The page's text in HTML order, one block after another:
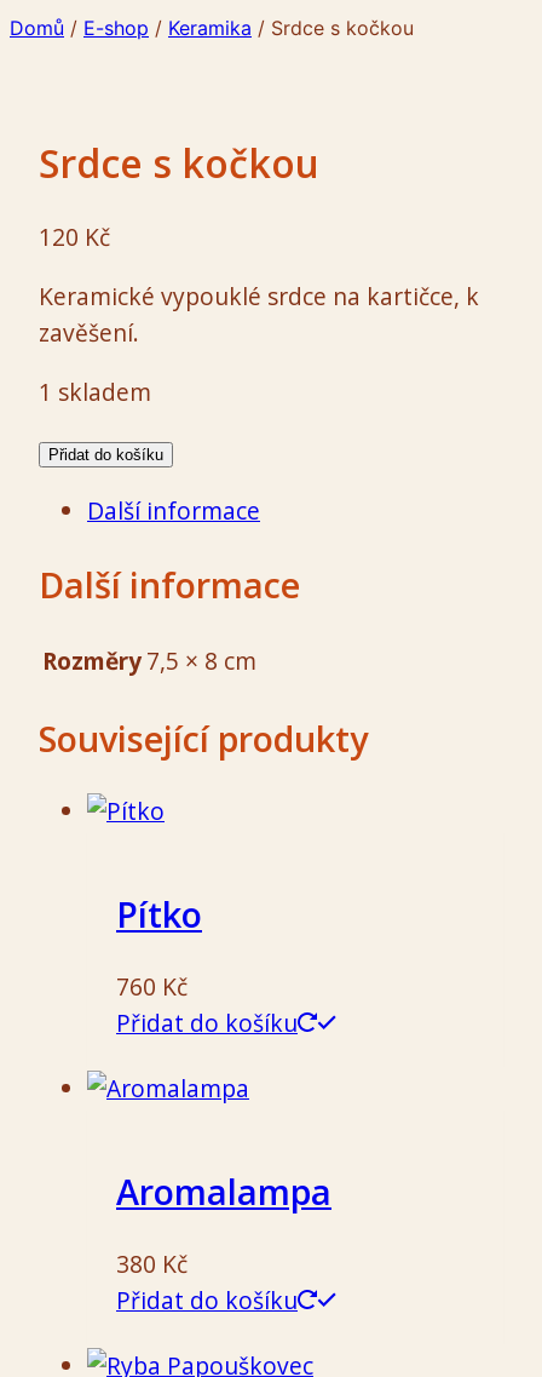
Domů / E-shop / Keramika / Srdce s kočkou
Srdce s kočkou
120 Kč
Keramické vypouklé srdce na kartičce, k
zavěšení.
1 skladem
Srdce
kočkou
Přidat do košíku
Další informace
Další informace
Rozměry7,5 × 8 cm
Související produkty
Pítko
760 Kč
Přidat do košíku
Aromalampa
380 Kč
Přidat do košíku